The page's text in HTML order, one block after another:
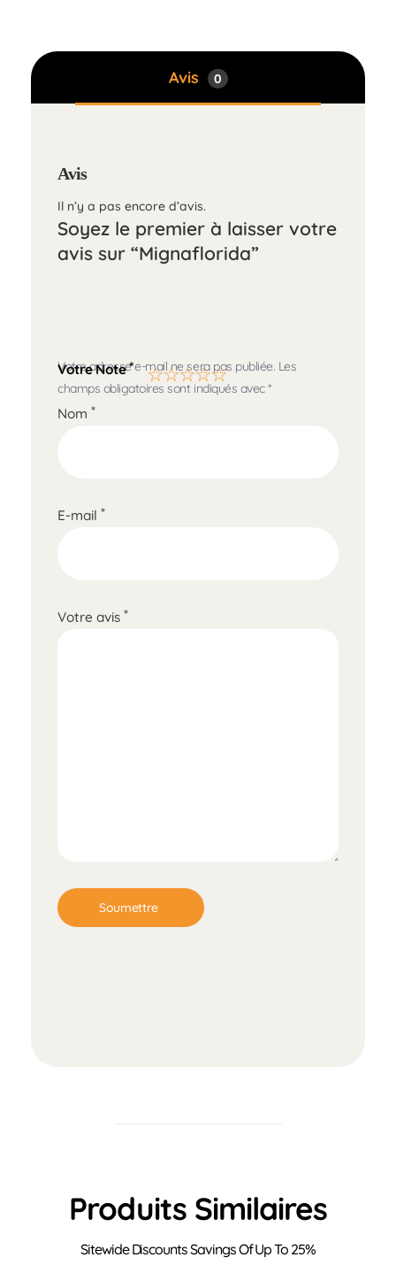
Avis 0
Avis
Il n’y a pas encore d’avis.
Soyez le premier à laisser votre
avis sur “Mignaflorida”
Votre adresse e-mail ne sera pas publiée. Les
champs obligatoires sont indiqués avec*
Nom *
E-mail *
Votre Note*
Votre avis *
Produits Similaires